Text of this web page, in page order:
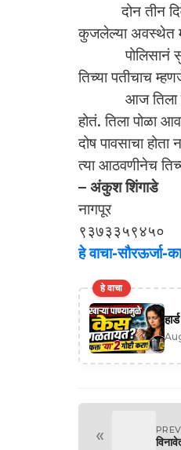
दोन तीन दिवस
कुजलेल्या अवस्थेत
पोलिसानं
तिच्या पतीचाच
आज तिला सगळं
होतं. तिला पोळा
दोष पावसाचा
त्या आठवणीनेच
– अंकुश शिंगाडे
नागपूर
९३७३३५९४५०
हे वाचा-सौरऊर्जा-
हे वाचा
«